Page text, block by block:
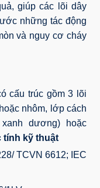
giúp các lõi dây
những tác động
và nguy cơ cháy
cấu trúc gồm 3 lõi
nhôm, lớp cách
dương) hoặc
tính kỹ thuật
TCVN 6612; IEC